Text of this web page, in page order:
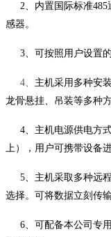
2、 内置国际标准485
感器。
3、 可按照用户设置
4、 主机采用多种安
龙骨悬挂、吊装等多种
4、主机电源供电方
上），用户可携带设备
5、主机采取多种远
选择。可将数据立刻传
6、可配备本公司专